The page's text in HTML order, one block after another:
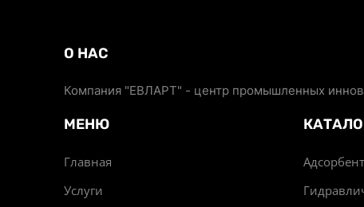
О НАС
Компания "ЕВЛАРТ" - центр промышленных
МЕНЮ
Главная
Услуги